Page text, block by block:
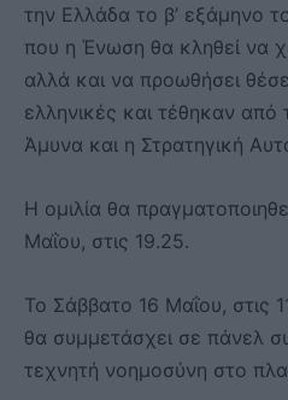
την Ελλάδα το β’ εξάμηνο
που η Ένωση θα κληθεί να
αλλά και να προωθήσει
ελληνικές και τέθηκαν από
Άμυνα και η Στρατηγική
Η ομιλία θα
Μαΐου, στις 19.25.
Το Σάββατο 16 Μαΐου, στις
θα συμμετάσχει σε πάνελ
τεχνητή νοημοσύνη στο